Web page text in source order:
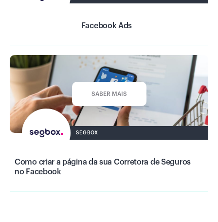
Facebook Ads
SEGBOX
SABER MAIS
Como criar a página da sua Corretora de Seguros
no Facebook